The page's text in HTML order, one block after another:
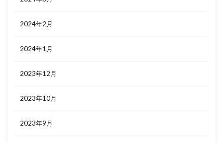
2024年2月
2024年1月
2023年12月
2023年10月
2023年9月